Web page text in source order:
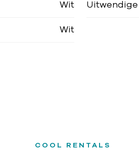
Wit
Wit
COOL RENTALS